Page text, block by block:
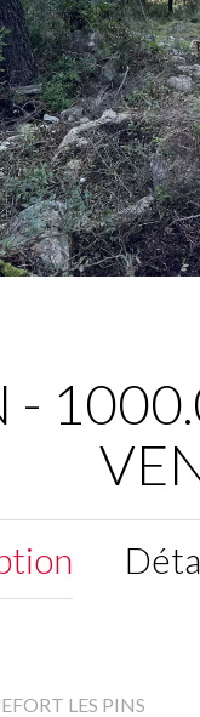
-
LES PINS